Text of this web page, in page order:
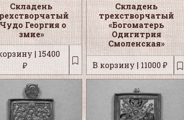
Складень
Георгия о
змие»
| 15400
₽
Складень
трехстворчатый
«Богоматерь
Одигитрия
Смоленская»
В корзину | 11000 ₽